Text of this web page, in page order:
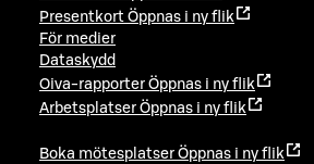
Presentkort Öppnas i ny flik
För medier
Dataskydd
Oiva-rapporter Öppnas i ny flik
Arbetsplatser Öppnas i ny flik
Boka mötesplatser Öppnas i ny flik